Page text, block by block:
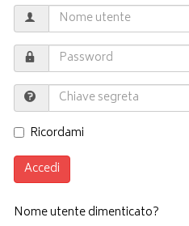
Ricordami
Accedi
Nome utente dimenticato?